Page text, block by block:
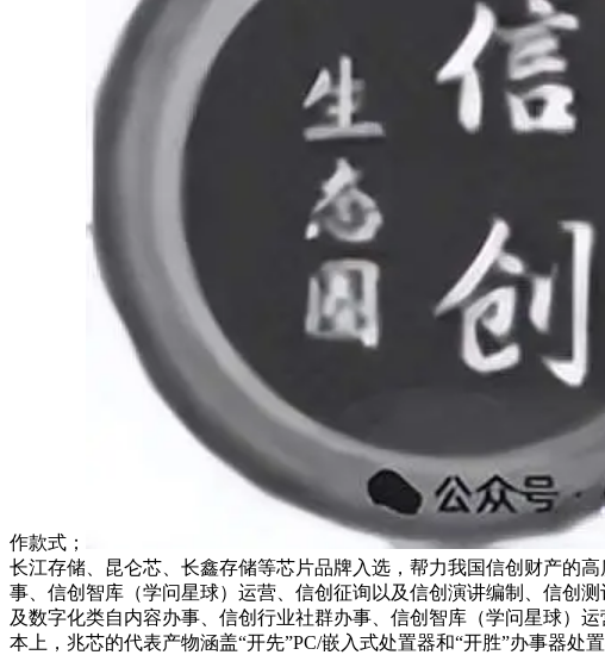
作款式；
长江存储、昆仑芯、长鑫存储等芯片品牌入选，帮力我国信创财产的
事、信创智库（学问星球）运营、信创征询以及信创演讲编制、信创
及数字化类自内容办事、信创行业社群办事、信创智库（学问星球）
本上，兆芯的代表产物涵盖“开先”PC/嵌入式处置器和“开胜”办事器